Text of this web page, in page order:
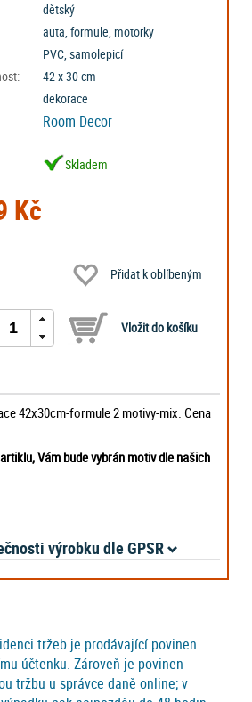
dětský
auta, formule, motorky
PVC, samolepicí
42 x 30 cm
dekorace
Room Decor
Skladem
Kč
Přidat k oblíbeným
42x30cm-formule 2 motivy-mix. Cena
Vám bude vybrán motiv dle našich
výrobku dle GPSR
tržeb je prodávající povinen
účtenku. Zároveň je povinen
tržbu u správce daně online; v